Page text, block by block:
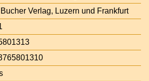
Verlag, Luzern und Frankfurt